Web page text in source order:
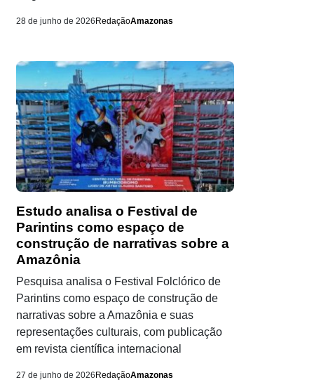
28 de junho de 2026 RedaçãoAmazonas
Estudo analisa o Festival de
Parintins como espaço de
construção de narrativas sobre a
Amazônia
Pesquisa analisa o Festival Folclórico de
Parintins como espaço de construção de
narrativas sobre a Amazônia e suas
representações culturais, com publicação
em revista científica internacional
27 de junho de 2026 RedaçãoAmazonas